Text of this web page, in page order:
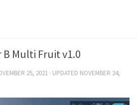
Multi Fruit v1.0
25, 2021 · UPDATED NOVEMBER 24,